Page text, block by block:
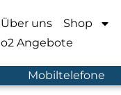
Über uns Shop
o2 Angebote
Mobiltelefone